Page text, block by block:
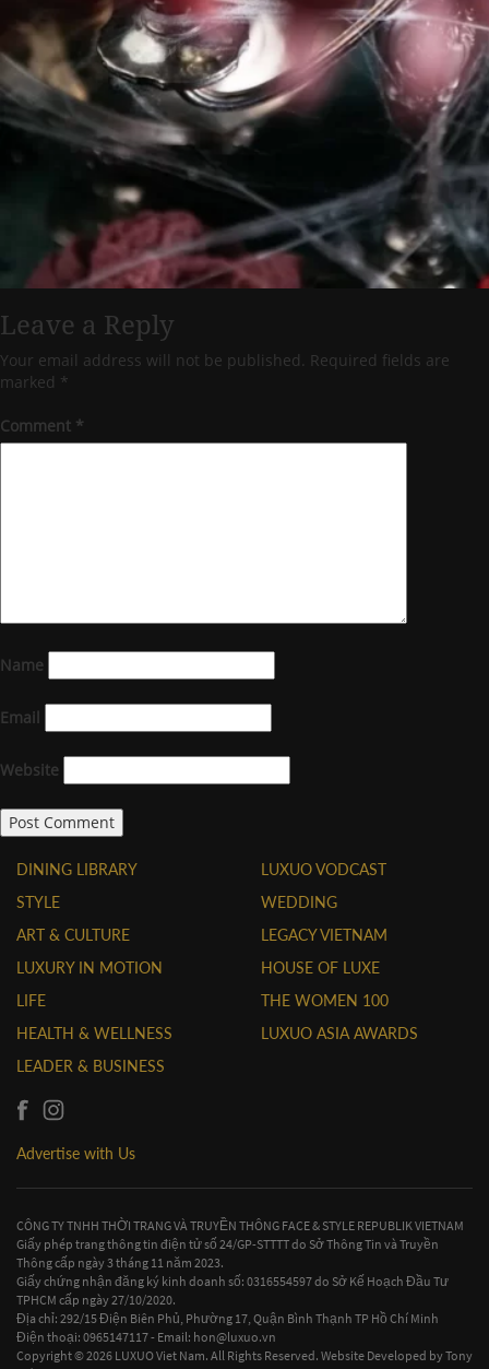
Leave a Reply
Your email address will not be published. Required fields are
marked *
Comment *
Name
Email
Website
DINING LIBRARY
STYLE
ART & CULTURE
LUXURY IN MOTION
LIFE
HEALTH & WELLNESS
LEADER & BUSINESS
LUXUO VODCAST
WEDDING
LEGACY VIETNAM
HOUSE OF LUXE
THE WOMEN 100
LUXUO ASIA AWARDS
Advertise with Us
CÔNG TY TNHH THỜI TRANG VÀ TRUYỀN THÔNG FACE & STYLE REPUBLIK VIETNAM
Giấy phép trang thông tin điện tử số 24/GP-STTTT do Sở Thông Tin và Truyền
Thông cấp ngày 3 tháng 11 năm 2023.
Giấy chứng nhận đăng ký kinh doanh số: 0316554597 do Sở Kế Hoạch Đầu Tư
TPHCM cấp ngày 27/10/2020.
Địa chỉ: 292/15 Điện Biên Phủ, Phường 17, Quận Bình Thạnh TP Hồ Chí Minh
Điện thoại: 0965147117 - Email: hon@luxuo.vn
Copyright © 2026 LUXUO Viet Nam. All Rights Reserved. Website Developed byTony